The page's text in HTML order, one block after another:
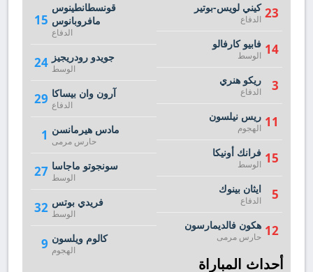
15
قونسطانطينوس
مافروبانوس
الدفاع
24 جويدو رودريجيز
الوسط
29 آرون وان بيساكا
الدفاع
1 مادس هيرمانسن
حارس مرمى
27 سونجوتو ماجاسا
الوسط
32 فريدي بوتس
الوسط
9 كالوم ويلسون
الهجوم
23 كيني لويس-بوتير
الدفاع
14 فابيو كارفالو
الوسط
3 ريكو هنري
الدفاع
11 ريس نيلسون
الهجوم
15 فرانك أونيكا
الوسط
5 ايثان بينوك
الدفاع
12 هكون فالديمارسون
حارس مرمى
أحداث المباراة